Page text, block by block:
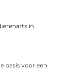
in
basis voor een